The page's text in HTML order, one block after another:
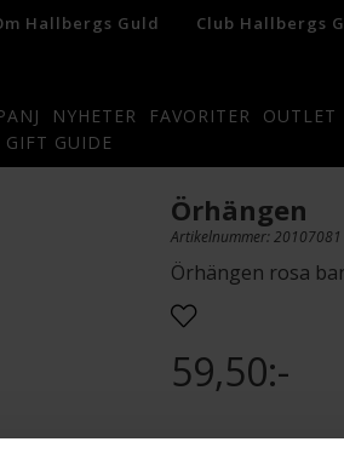
Hallbergs Guld Club Hallbergs
NYHETER FAVORITER OUTLET
GIFT GUIDE
Örhängen
Artikelnummer: 20107081
Örhängen rosa
59,50:-